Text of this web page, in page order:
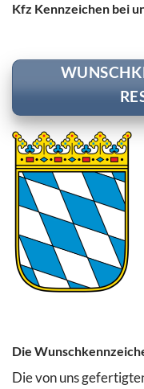
Kfz Kennzeichen bei
Die
Die von uns